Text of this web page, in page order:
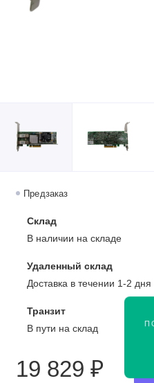
Предзаказ
Склад
В наличии на складе
Удаленный склад
Доставка в течении 1-2 дня
Транзит
В пути на склад
19 829 ₽